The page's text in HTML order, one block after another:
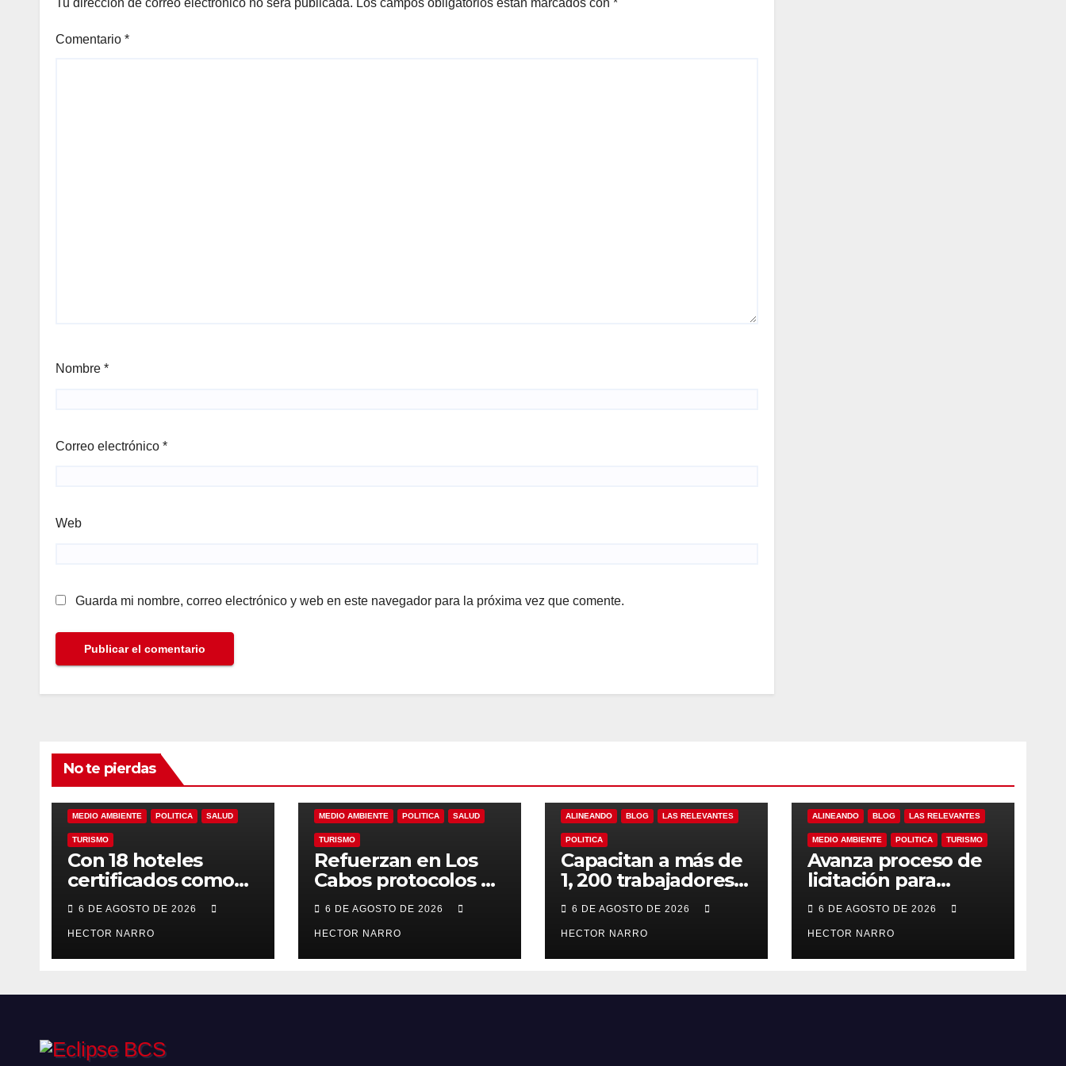
Tu dirección de correo electrónico no será publicada. Los campos obligatorios están marcados con *
Comentario *
Nombre *
Correo electrónico *
Web
Guarda mi nombre, correo electrónico y web en este navegador para la próxima vez que comente.
No te pierdas
MEDIO AMBIENTE POLITICA SALUD
TURISMO
Con 18 hoteles
certificados como
refugios
temporales,
Gobierno de Los
Cabos refuerza la
garantiza un destino
6 DE AGOSTO DE 2026
HECTOR NARRO
MEDIO AMBIENTE POLITICA SALUD
TURISMO
Refuerzan en Los
Cabos protocolos de
prevención y
rescate en playas
ante oleaje y
temporada de
6 DE AGOSTO DE 2026
HECTOR NARRO
ALINEANDO BLOG LAS RELEVANTES
POLITICA
Capacitan a más de
1, 200 trabajadores
del sector hotelero
en derechos
humanos y respeto
laboral en Los Cabos
6 DE AGOSTO DE 2026
HECTOR NARRO
ALINEANDO BLOG LAS RELEVANTES
MEDIO AMBIENTE POLITICA TURISMO
Avanza proceso de
licitación para
adquisición de
maquinaria del Plan
de Regeneración
del Estero Josefino
6 DE AGOSTO DE 2026
HECTOR NARRO